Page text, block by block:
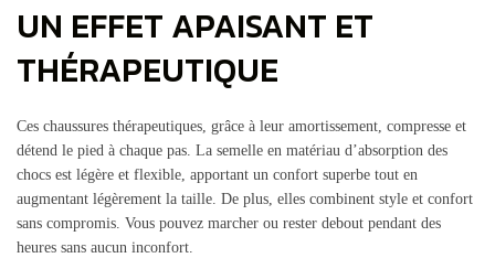
UN EFFET APAISANT ET
THÉRAPEUTIQUE
Ces chaussures thérapeutiques, grâce à leur amortissement, compresse et
détend le pied à chaque pas. La semelle en matériau d’absorption des
chocs est légère et flexible, apportant un confort superbe tout en
augmentant légèrement la taille. De plus, elles combinent style et confort
sans compromis. Vous pouvez marcher ou rester debout pendant des
heures sans aucun inconfort.